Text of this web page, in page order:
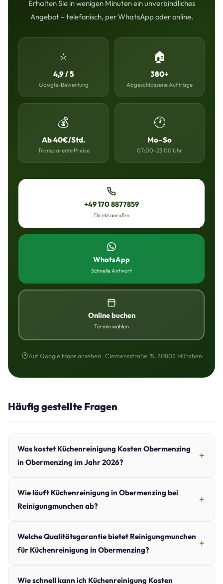
Erhalten Sie in wenigen Minuten ein unverbindliches
Angebot – telefonisch, per WhatsApp oder online.
⭐
4,9 / 5
Google-Bewertung
🏠
380+
Abgeschlossene Aufträge
💰
Ab 40€/Std.
Transparente Preise
🕐
Mo–So
07:00–23:00 Uhr
+49 170 8877859
Direkt anrufen
WhatsApp
Schnelle Antwort
Online buchen
Termin wählen
Auf Google Maps ansehen · Clemensstraße 15, 80803 München
Häufig gestellte Fragen
Was kostet Küchenreinigung Kosten Obermenzing
in Obermenzing im Jahr 2026?
Wie läuft Küchenreinigung in Obermenzing bei
Reinigungmunchen ab?
Welche Qualitätsgarantie bietet Reinigungmunchen
für Küchenreinigung in Obermenzing?
Wie schnell kann ich Küchenreinigung Kosten